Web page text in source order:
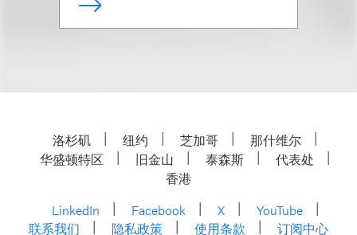
洛杉矶 纽约 芝加哥
那什维尔
华盛顿特区
旧金山 泰森斯
代表处
香港
LinkedIn
Facebook X
YouTube
联系我们
隐私政策 使用条款 订阅中心